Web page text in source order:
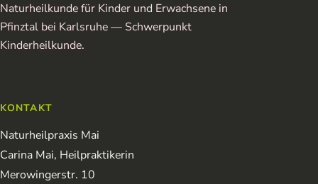
Naturheilkunde für Kinder und Erwachsene in
Pfinztal bei Karlsruhe — Schwerpunkt
Kinderheilkunde.
KONTAKT
Naturheilpraxis Mai
Carina Mai, Heilpraktikerin
Merowingerstr. 10